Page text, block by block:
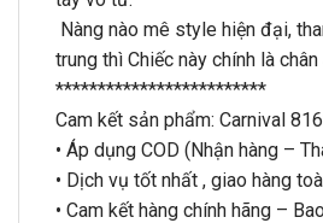
Nàng nào mê style hiện đại,
trung thì Chiếc này chính là chân
*************************
Cam kết sản phẩm: Carnival
• Áp dụng COD (Nhận hàng –
• Dịch vụ tốt nhất , giao hàng
• Cam kết hàng chính hãng –